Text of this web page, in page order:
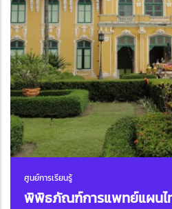
ศูนย์การเรียนรู้
พิพิธภัณฑ์การแพทย์แผนไ